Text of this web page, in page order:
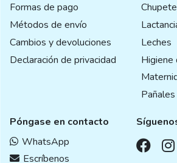
Formas de pago
Métodos de envío
Cambios y devoluciones
Declaración de privacidad
Leches
Higiene
Pañales
Póngase en contacto
WhatsApp
Escríbenos